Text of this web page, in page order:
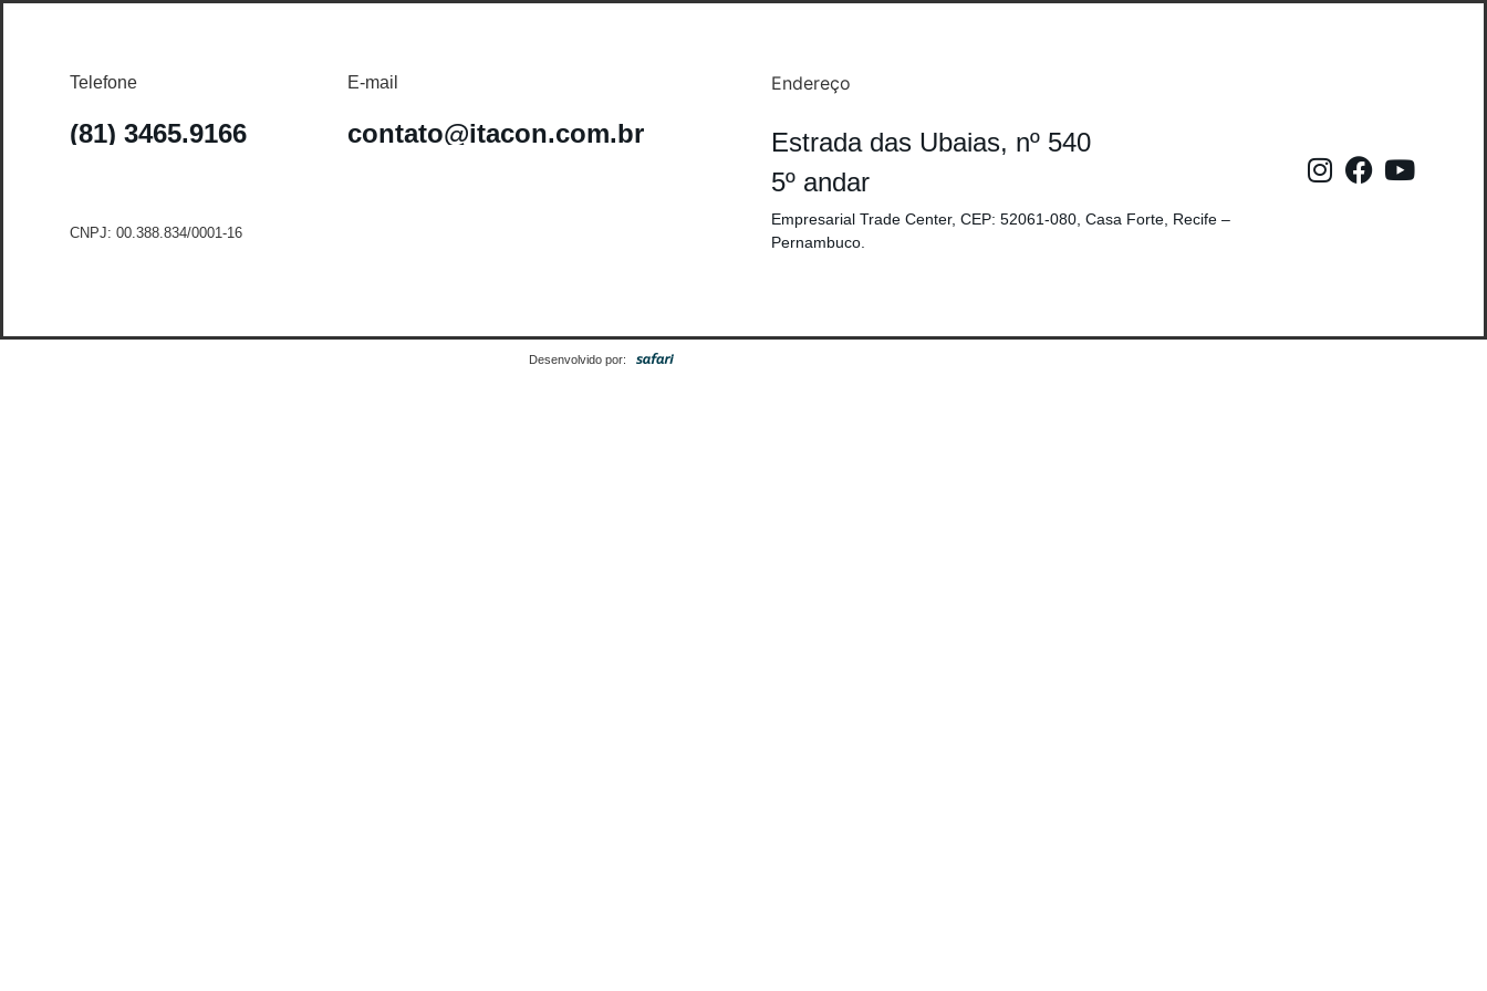
Telefone
(81) 3465.9166
CNPJ: 00.388.834/0001-16
E-mail
contato@itacon.com.br
Endereço
Estrada das Ubaias, nº 540
5º andar
Empresarial Trade Center, CEP: 52061-080, Casa Forte, Recife –
Pernambuco.
Desenvolvido por: